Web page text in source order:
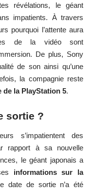
révélations, le géant
impatients. À travers
pourquoi l’attente aura
de la vidéo sont
De plus, Sony
de son ainsi qu’une
la compagnie reste
de la PlayStation 5.
sortie ?
s’impatientent des
rapport à sa nouvelle
le géant japonais a
informations sur la
date de sortie n’a été